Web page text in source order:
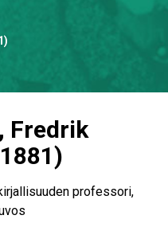
Fredrik
professori,